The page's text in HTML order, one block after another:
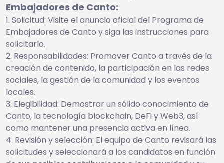
Embajadores de Canto:
Solicitud: Visite el anuncio oficial del Programa de
Embajadores de Canto y siga las instrucciones para
solicitarlo.
Responsabilidades: Promover Canto a través de la
creación de contenido, la participación en las redes
sociales, la gestión de la comunidad y los eventos
locales.
Elegibilidad: Demostrar un sólido conocimiento de
Canto, la tecnología blockchain, DeFi y Web3, así
como mantener una presencia activa en línea.
Revisión y selección: El equipo de Canto revisará las
solicitudes y seleccionará a los candidatos en función